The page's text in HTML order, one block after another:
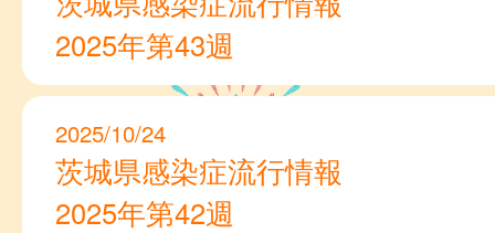
2025年第43週
2025/10/24
茨城県感染症流行情報
2025年第42週